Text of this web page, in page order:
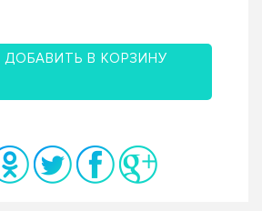
ДОБАВИТЬ В КОРЗИНУ